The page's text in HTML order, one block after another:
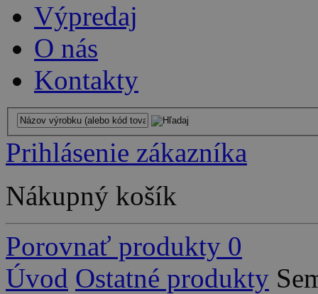
Výpredaj
O nás
Kontakty
Prihlásenie zákazníka
Nákupný košík
Porovnať produkty 0
Úvod Ostatné produkty